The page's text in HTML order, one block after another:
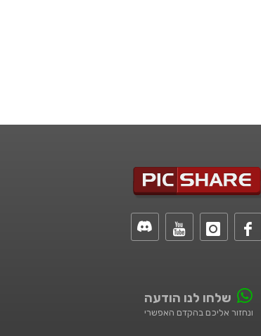
שלחו לנו הודעה
ונחזור אליכם בהקדם האפשרי